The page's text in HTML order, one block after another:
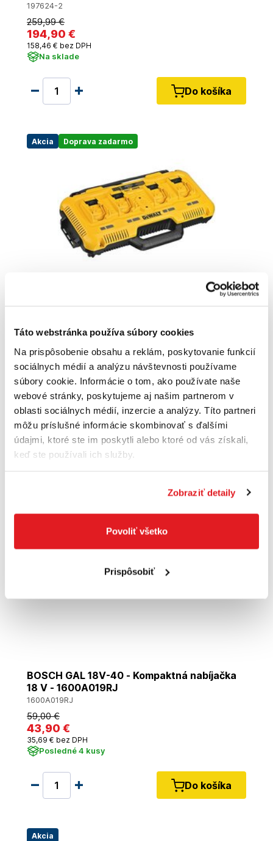
Táto webstránka používa súbory cookies
Na prispôsobenie obsahu a reklám, poskytovanie funkcií
sociálnych médií a analýzu návštevnosti používame
súbory cookie. Informácie o tom, ako používate naše
webové stránky, poskytujeme aj našim partnerom v
oblasti sociálnych médií, inzercie a analýzy. Títo partneri
môžu príslušné informácie skombinovať s ďalšími
údajmi, ktoré ste im poskytli alebo ktoré od vás získali,
keď ste používali ich služby.
Zobraziť detaily
Povoliť všetko
Prispôsobiť
197624-2
259,99 €
194,90 €
158,46 € bez DPH
Na sklade
Do košíka
Akcia Doprava zadarmo
DeWALT DCB104 Nabíjačka so 4 portmi
DCB104-QW
280,00 €
206 ,90 €
168,21 €bez DPH
Posledné 2 kusy
Do košíka
BOSCH GAL 18V-40 - Kompaktná nabíjačka
18 V - 1600A019RJ
1600A019RJ
59,00 €
43,90 €
35,69 € bez DPH
Posledné 4 kusy
Do košíka
Akcia